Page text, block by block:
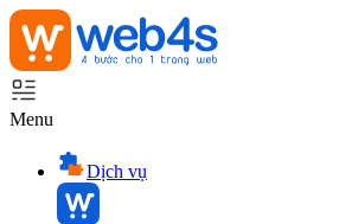
Menu
Dịch vụ